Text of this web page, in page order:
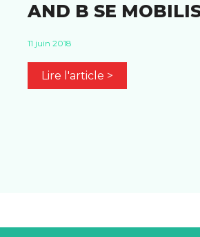
AND B SE
11 juin 2018
Lire l'article >